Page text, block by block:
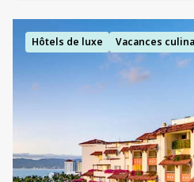
Hôtels de luxe Vacances